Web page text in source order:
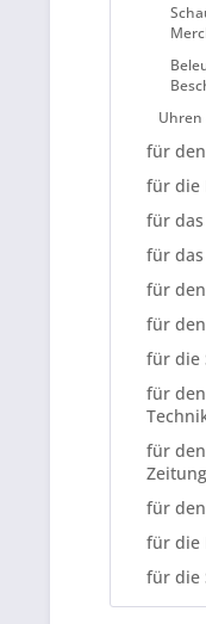
Uhren
für
für die
für
für
für
für
für die
für
für
für
für die
für die